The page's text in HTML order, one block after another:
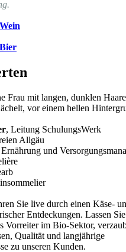
, Leitung SchulungsWerk
Allgäu
und
Sie live durch einen Käse-
Entdeckungen. Lassen
Vorreiter im Bio-Sektor,
Qualität und langjährige
zu unseren Kunden.